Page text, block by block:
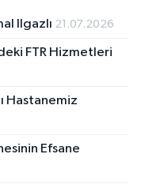
Ilgazlı 21.07.2026
FTR Hizmetleri
Hastanemiz
Efsane